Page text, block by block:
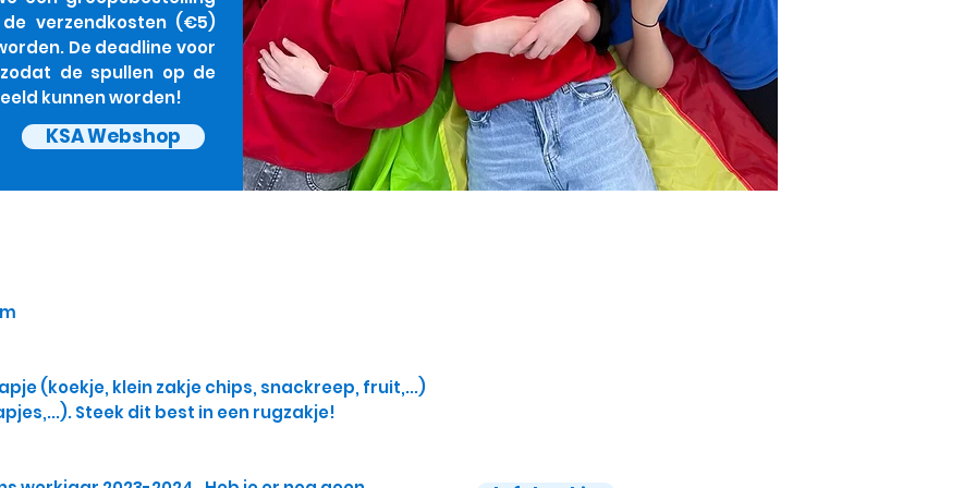
verzendkosten (€5)
De deadline voor
de spullen op de
kunnen worden!
KSA Webshop
(koekje, klein zakje chips, snackreep, fruit,...)
Steek dit best in een rugzakje!